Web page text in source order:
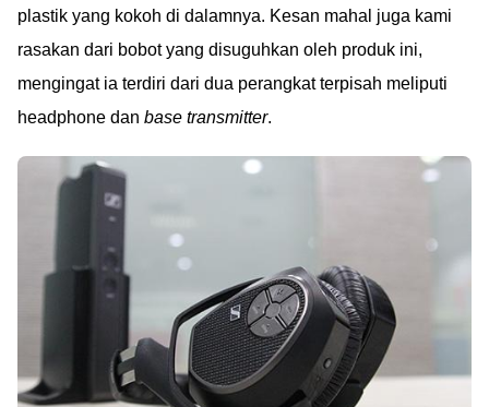
plastik yang kokoh di dalamnya. Kesan mahal juga kami
rasakan dari bobot yang disuguhkan oleh produk ini,
mengingat ia terdiri dari dua perangkat terpisah meliputi
headphone dan base transmitter.